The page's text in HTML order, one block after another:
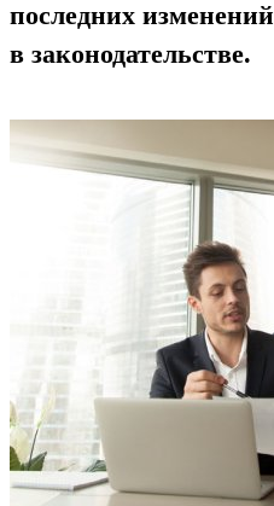
последних изменений
в законодательстве.